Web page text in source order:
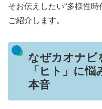
そお伝えしたい“多様性
ご紹介します。
なぜカオナビ
「ヒト」に
本音